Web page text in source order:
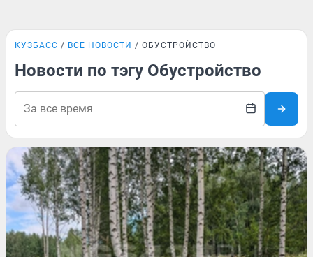
КУЗБАСС ВСЕ НОВОСТИ ОБУСТРОЙСТВО
Новости по тэгу Обустройство